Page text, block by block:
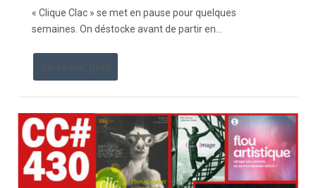
« Clique Clac » se met en pause pour quelques
semaines. On déstocke avant de partir en...
En savoir plus